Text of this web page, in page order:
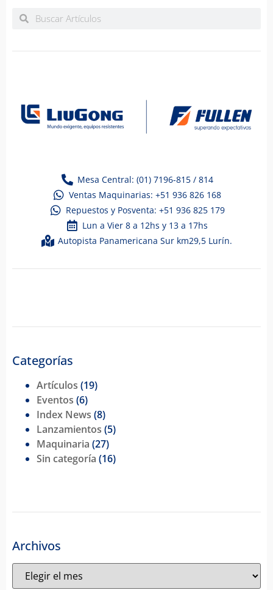
Mesa Central: (01) 7196-815 / 814
Ventas Maquinarias: +51 936 826 168
Repuestos y Posventa: +51 936 825 179
Lun a Vier 8 a 12hs y 13 a 17hs
Autopista Panamericana Sur km29,5 Lurín.
Categorías
Artículos (19)
Eventos (6)
Index News (8)
Lanzamientos (5)
Maquinaria (27)
Sin categoría (16)
Archivos